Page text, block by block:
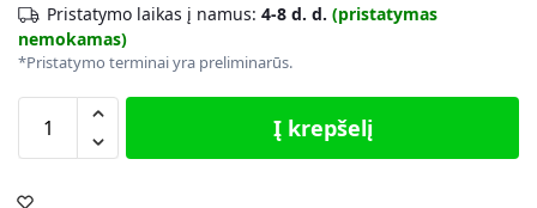
Pristatymo laikas į namus: 4-8 d. d. (pristatymas
nemokamas)
*Pristatymo terminai yra preliminarūs.
Į krepšelį